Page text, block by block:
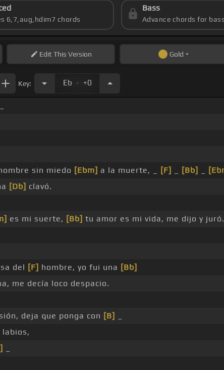
6,7,aug,hdim7 chords
Bass
Advance chords for bass
EditThis Version Gold
Key: Eb . +0
sin miedo [Ebm] a la muerte, _ [F] [Bb]
[Db] clavó.
es mi suerte, [Bb] tu amor es mi vida, me dijo y juró.
del [F] hombre, yo fui una [Bb]
me decía loco despacio.
deja que ponga con [B]
labios,